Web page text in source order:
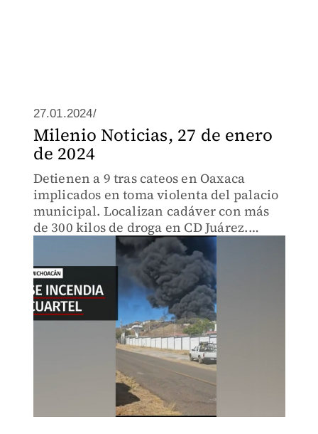
27.01.2024/
Milenio Noticias, 27 de enero
de 2024
Detienen a 9 tras cateos en Oaxaca
implicados en toma violenta del palacio
municipal. Localizan cadáver con más
de 300 kilos de droga en CD Juárez.
Martí Batres anunció reapertura total de